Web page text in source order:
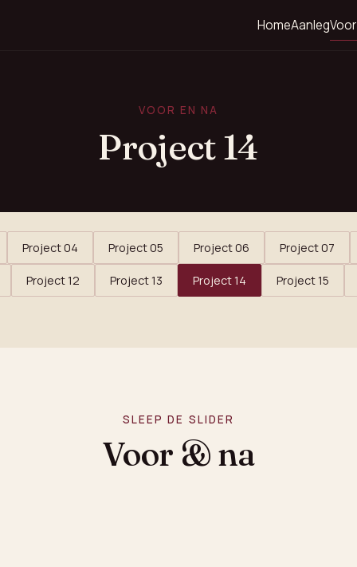
HomeAanleg
VOOR EN NA
Project 14
Project 04 Project 05 Project 06 Project 07
Project 12 Project 13 Project 14 Project 15
SLEEP DE SLIDER
Voor & na